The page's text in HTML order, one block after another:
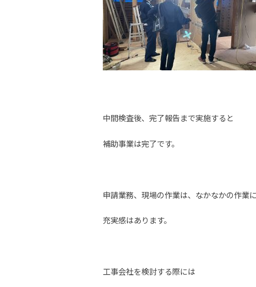
中間検査後、完了報告まで実施すると
補助事業は完了です。
申請業務、現場の作業は、なかなかの作業
充実感はあります。
工事会社を検討する際には